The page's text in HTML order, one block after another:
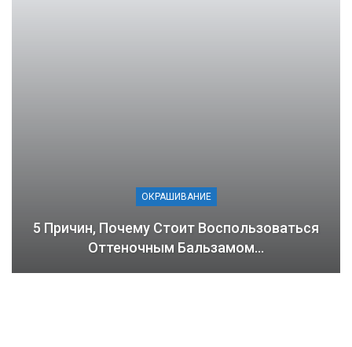
ОКРАШИВАНИЕ
5 Причин, Почему Стоит Воспользоваться
Оттеночным Бальзамом…